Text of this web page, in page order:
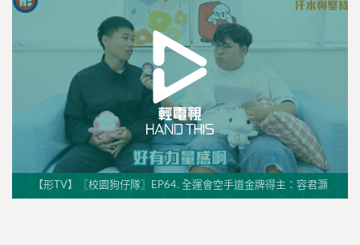
【形TV】〖校園狗仔隊〗EP64. 全運會空手道金牌得主：容君灝